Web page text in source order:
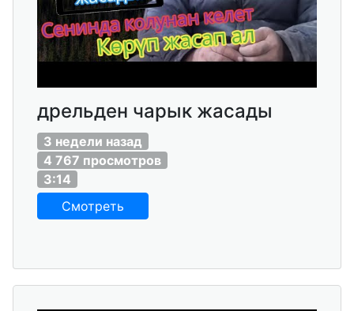
дрельден чарык жасады
3 недели назад
4 767 просмотров
3:14
Смотреть